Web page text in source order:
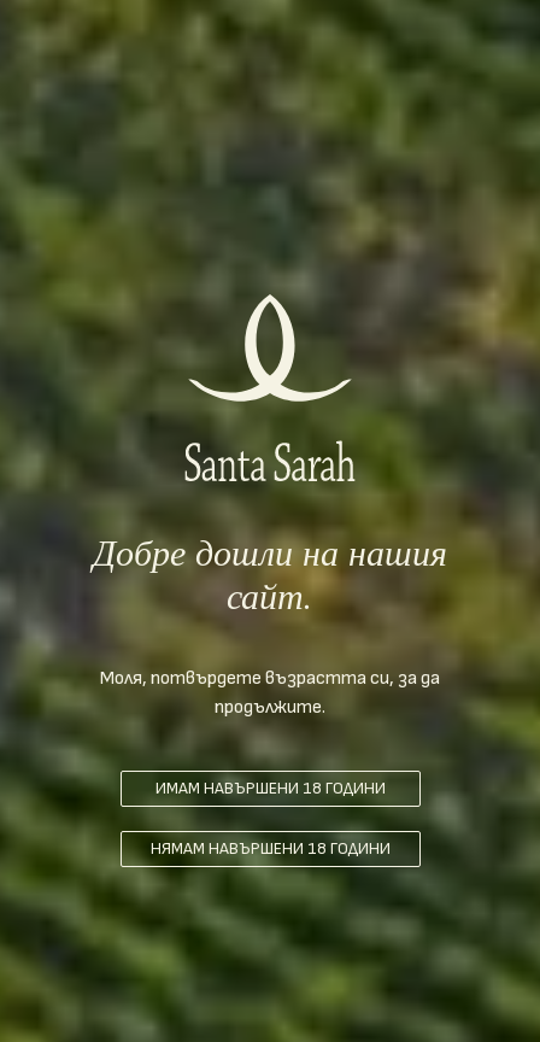
Добре дошли на нашия
сайт.
Моля, потвърдете възрастта си, за да
продължите.
ИМАМ НАВЪРШЕНИ 18 ГОДИНИ
НЯМАМ НАВЪРШЕНИ 18 ГОДИНИ